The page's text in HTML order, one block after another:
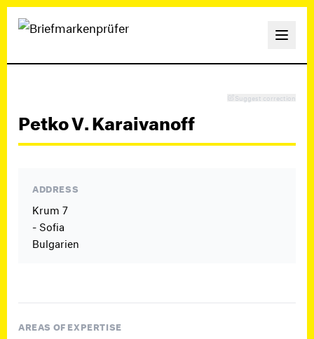
Suggest correction
Petko V. Karaivanoff
ADDRESS
Krum 7
- Sofia
Bulgarien
AREAS OF EXPERTISE